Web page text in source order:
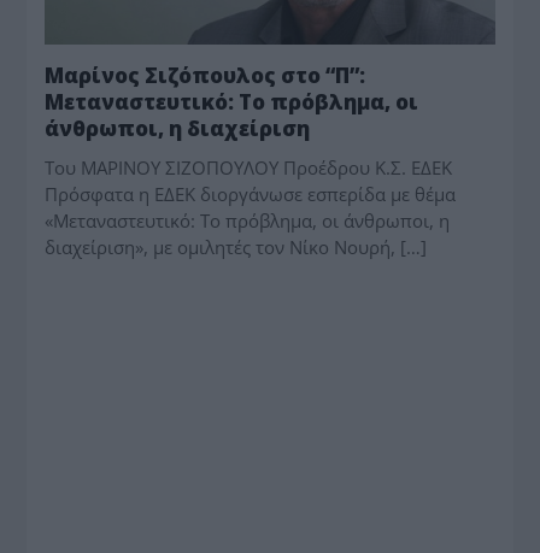
Μαρίνος Σιζόπουλος στο “Π”:
Μεταναστευτικό: Το πρόβλημα, οι
άνθρωποι, η διαχείριση
Του ΜΑΡΙΝΟΥ ΣΙΖΟΠΟΥΛΟΥ Προέδρου Κ.Σ. ΕΔΕΚ
Πρόσφατα η ΕΔΕΚ διοργάνωσε εσπερίδα με θέμα
«Μεταναστευτικό: Το πρόβλημα, οι άνθρωποι, η
διαχείριση», με ομιλητές τον Νίκο Νουρή, […]